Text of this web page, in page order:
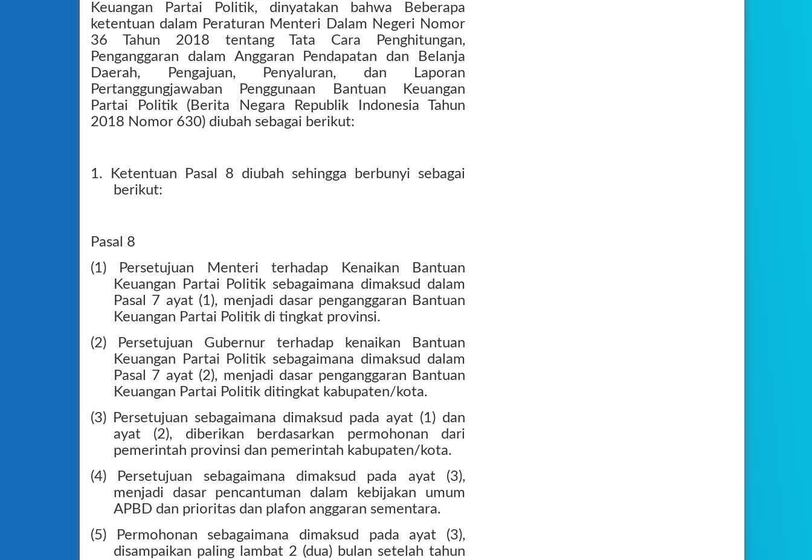
Keuangan Partai Politik, dinyatakan bahwa Beberapa
ketentuan dalam Peraturan Menteri Dalam Negeri Nomor
36 Tahun 2018 tentang Tata Cara Penghitungan,
Penganggaran dalam Anggaran Pendapatan dan Belanja
Daerah, Pengajuan, Penyaluran, dan Laporan
Pertanggungjawaban Penggunaan Bantuan Keuangan
Partai Politik (Berita Negara Republik Indonesia Tahun
2018 Nomor 630) diubah sebagai berikut:
1. Ketentuan Pasal 8 diubah sehingga berbunyi sebagai
berikut:
Pasal 8
(1) Persetujuan Menteri terhadap Kenaikan Bantuan
Keuangan Partai Politik sebagaimana dimaksud dalam
Pasal 7 ayat (1), menjadi dasar penganggaran Bantuan
Keuangan Partai Politik di tingkat provinsi.
(2) Persetujuan Gubernur terhadap kenaikan Bantuan
Keuangan Partai Politik sebagaimana dimaksud dalam
Pasal 7 ayat (2), menjadi dasar penganggaran Bantuan
Keuangan Partai Politik ditingkat kabupaten/kota.
(3) Persetujuan sebagaimana dimaksud pada ayat (1) dan
ayat (2), diberikan berdasarkan permohonan dari
pemerintah provinsi dan pemerintah kabupaten/kota.
(4) Persetujuan sebagaimana dimaksud pada ayat (3),
menjadi dasar pencantuman dalam kebijakan umum
APBD dan prioritas dan plafon anggaran sementara.
(5) Permohonan sebagaimana dimaksud pada ayat (3),
disampaikan paling lambat 2 (dua) bulan setelah tahun